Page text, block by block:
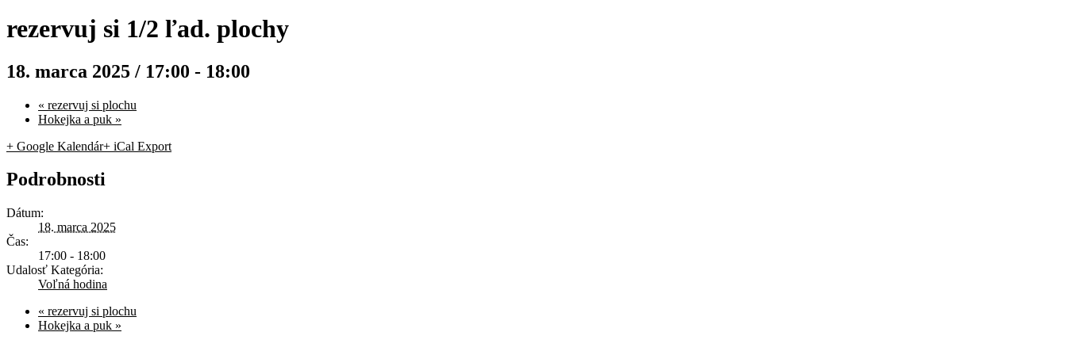
rezervuj si 1/2 ľad. plochy
18. marca 2025 / 17:00 - 18:00
« rezervuj si plochu
Hokejka a puk »
+ Google Kalendár+ iCal Export
Podrobnosti
Dátum:
18. marca 2025
Čas:
17:00 - 18:00
Udalosť Kategória:
Voľná hodina
« rezervuj si plochu
Hokejka a puk »